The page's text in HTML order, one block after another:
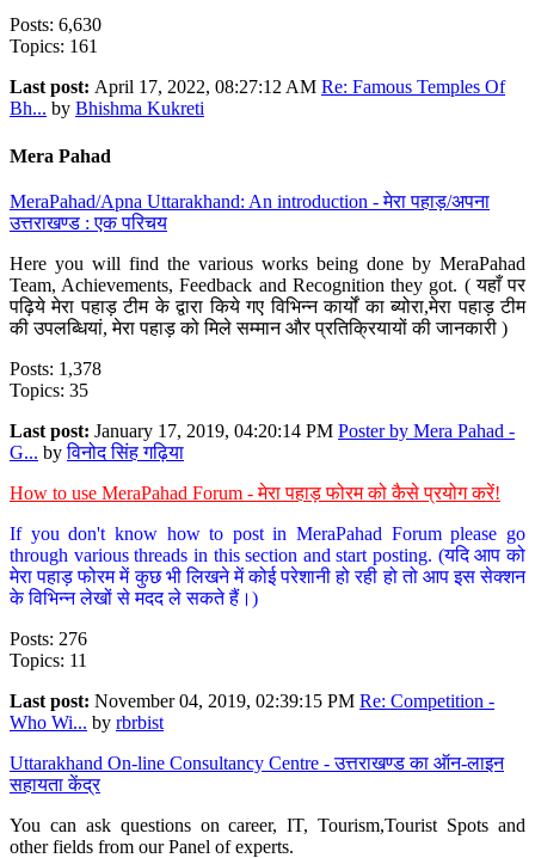
Posts: 6,630
Topics: 161
Last post: April 17, 2022, 08:27:12 AM Re: Famous Temples Of
Bh... by Bhishma Kukreti
Mera Pahad
MeraPahad/Apna Uttarakhand: An introduction - मेरा पहाड़/अपना
उत्तराखण्ड : एक परिचय
Here you will find the various works being done by MeraPahad
Team, Achievements, Feedback and Recognition they got. ( यहाँ पर
पढ़िये मेरा पहाड़ टीम के द्वारा किये गए विभिन्न कार्यों का ब्योरा,मेरा पहाड़ टीम
की उपलब्धियां, मेरा पहाड़ को मिले सम्मान और प्रतिक्रियायों की जानकारी )
Posts: 1,378
Topics: 35
Last post: January 17, 2019, 04:20:14 PM Poster by Mera Pahad -
G... byविनोद सिंह गढ़िया
How to use MeraPahad Forum - मेरा पहाड़ फोरम को कैसे प्रयोग करें!
If you don't know how to post in MeraPahad Forum please go
through various threads in this section and start posting. (यदि आप को
मेरा पहाड़ फोरम में कुछ भी लिखने में कोई परेशानी हो रही हो तो आप इस सेक्शन
के विभिन्न लेखों से मदद ले सकते हैं।)
Posts: 276
Topics: 11
Last post: November 04, 2019, 02:39:15 PM Re: Competition -
Who Wi... by rbrbist
Uttarakhand On-line Consultancy Centre - उत्तराखण्ड का ऑन-लाइन
सहायता केंद्र
You can ask questions on career, IT, Tourism,Tourist Spots and
other fields from our Panel of experts.